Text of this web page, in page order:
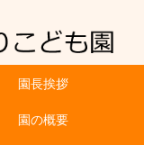
園長挨拶
園の概要